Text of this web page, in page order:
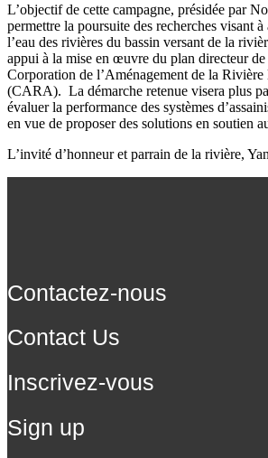
L’objectif de cette campagne, présidée par
permettre la poursuite des recherches visant
l’eau des rivières du bassin versant de la
appui à la mise en œuvre du plan directeur de
Corporation de l’Aménagement de la Rivière
(CARA). La démarche retenue visera plus
évaluer la performance des systèmes
en vue de proposer des solutions en soutien
L’invité d’honneur et parrain de la rivière,
Contactez-nous
Contact Us
Inscrivez-vous
Sign up